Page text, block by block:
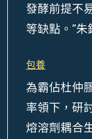
發酵前提不
等缺點。”朱
包養
為霸佔杜仲
率領下，研
熔溶劑耦合